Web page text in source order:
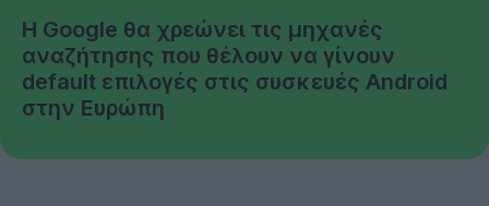
Η Google θα χρεώνει τις μηχανές
αναζήτησης που θέλουν να γίνουν
default επιλογές στις συσκευές Android
στην Ευρώπη